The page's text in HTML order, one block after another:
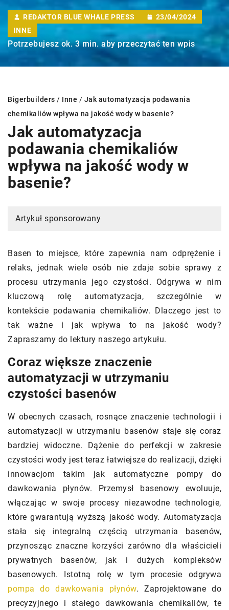
REDAKTOR BLUE WHALE PRESS
23/04/2024
INNE
Potrzebujesz ok. 3 min. aby przeczytać ten wpis
Bigerbuilders / Inne / Jak automatyzacja podawania
chemikaliów wpływa na jakość wody w basenie?
Jak automatyzacja
podawania chemikaliów
wpływa na jakość wody w
basenie?
Artykuł sponsorowany
Basen to miejsce, które zapewnia nam odprężenie i
relaks, jednak wiele osób nie zdaje sobie sprawy z
procesu utrzymania jego czystości. Odgrywa w nim
kluczową rolę automatyzacja, szczególnie w
kontekście podawania chemikaliów. Dlaczego jest to
tak ważne i jak wpływa to na jakość wody?
Zapraszamy do lektury naszego artykułu.
Coraz większe znaczenie
automatyzacji w utrzymaniu
czystości basenów
W obecnych czasach, rosnące znaczenie technologii i
automatyzacji w utrzymaniu basenów staje się coraz
bardziej widoczne. Dążenie do perfekcji w zakresie
czystości wody jest teraz łatwiejsze do realizacji, dzięki
innowacjom takim jak automatyczne pompy do
dawkowania płynów. Przemysł basenowy ewoluuje,
włączając w swoje procesy niezawodne technologie,
które gwarantują wyższą jakość wody. Automatyzacja
stała się integralną częścią utrzymania basenów,
przynosząc znaczne korzyści zarówno dla właścicieli
prywatnych basenów, jak i dużych kompleksów
basenowych. Istotną rolę w tym procesie odgrywa
pompa do dawkowania płynów. Zaprojektowane do
precyzyjnego i stałego dawkowania chemikaliów, te